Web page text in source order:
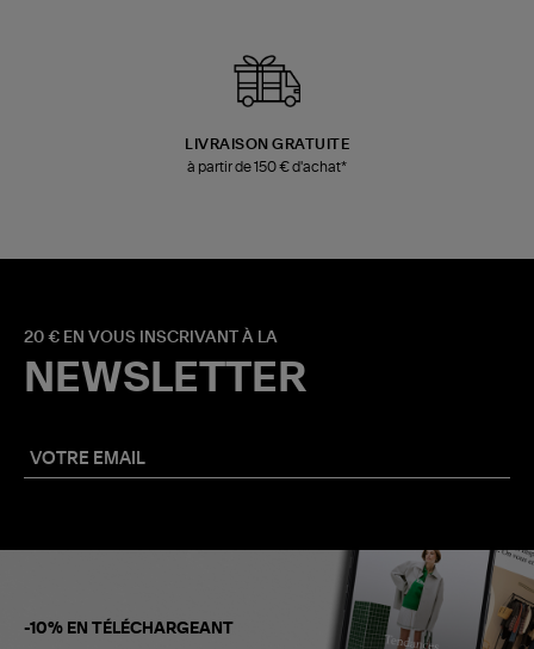
LIVRAISON GRATUITE
à partir de 150 € d'achat*
20 € EN VOUS INSCRIVANT À LA
NEWSLETTER
-10% EN TÉLÉCHARGEANT